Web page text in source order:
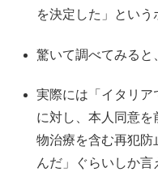
を決定した」という
驚いて調べてみると
実際には「イタリ
に対し、本人同意
物治療を含む再犯防
んだ」ぐらいしか言